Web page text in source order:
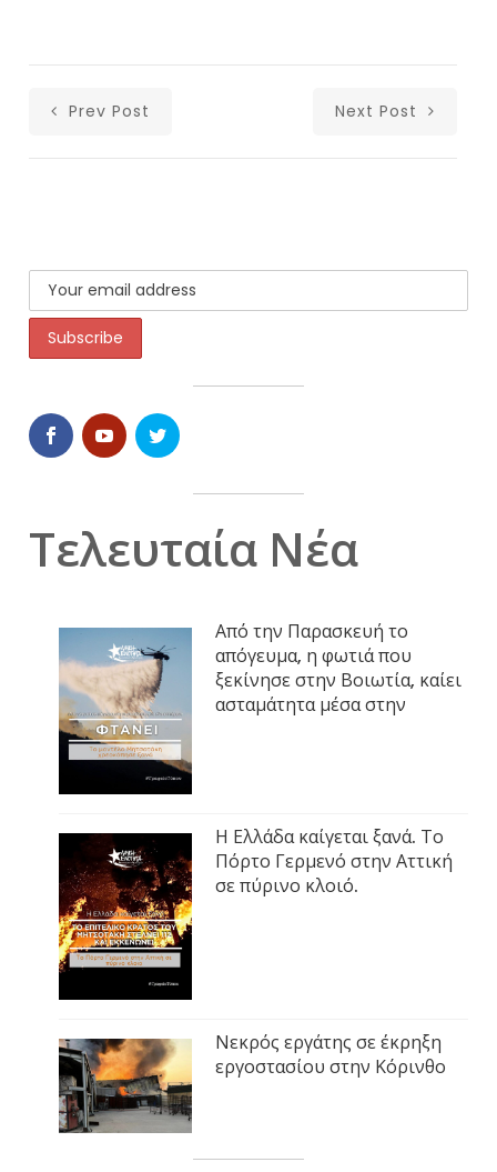
Prev Post Next Post
Τελευταία Νέα
Από την Παρασκευή το
απόγευμα, η φωτιά που
ξεκίνησε στην Βοιωτία, καίει
ασταμάτητα μέσα στην
Η Ελλάδα καίγεται ξανά. Το
Πόρτο Γερμενό στην Αττική
σε πύρινο κλοιό.
Νεκρός εργάτης σε έκρηξη
εργοστασίου στην Κόρινθο